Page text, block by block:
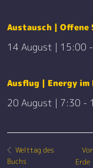
Austausch |
14 August | 15:00 -
Ausflug | Energy im
20 August | 7:30 -
Welttag des
Buchs
Erde